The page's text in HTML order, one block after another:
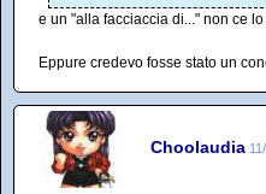
e un "alla facciaccia di..." non ce lo
Eppure credevo fosse stato un
Choolaudia